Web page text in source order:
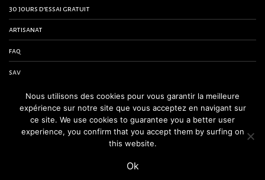
30 jours d’essai gratuit
artisanat
faq
sav
contactez-nous
conditions générales de vente
mentions légales
Nous utilisons des cookies pour vous garantir la meilleure
expérience sur notre site que vous acceptez en navigant sur
ce site. We use cookies to guarantee you a better user
experience, you confirm that you accept them by surfing on
this website.
Ok